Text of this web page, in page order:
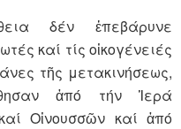
δέν ἐπεβάρυνε
καί τίς οἰκογένειές
τῆς μετακινήσεως,
ἀπό τήν Ἱερά
Οἰνουσσῶν καί ἀπό